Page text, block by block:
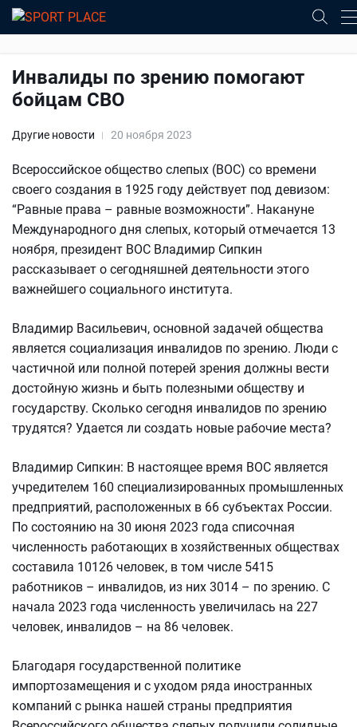
Инвалиды по зрению помогают
бойцам СВО
Другие новости 20 ноября 2023
Всероссийское общество слепых (ВОС) со времени
своего создания в 1925 году действует под девизом:
“Равные права – равные возможности”. Накануне
Международного дня слепых, который отмечается 13
ноября, президент ВОС Владимир Сипкин
рассказывает о сегодняшней деятельности этого
важнейшего социального института.
Владимир Васильевич, основной задачей общества
является социализация инвалидов по зрению. Люди с
частичной или полной потерей зрения должны вести
достойную жизнь и быть полезными обществу и
государству. Сколько сегодня инвалидов по зрению
трудятся? Удается ли создать новые рабочие места?
Владимир Сипкин: В настоящее время ВОС является
учредителем 160 специализированных промышленных
предприятий, расположенных в 66 субъектах России.
По состоянию на 30 июня 2023 года списочная
численность работающих в хозяйственных обществах
составила 10126 человек, в том числе 5415
работников – инвалидов, из них 3014 – по зрению. С
начала 2023 года численность увеличилась на 227
человек, инвалидов – на 86 человек.
Благодаря государственной политике
импортозамещения и с уходом ряда иностранных
компаний с рынка нашей страны предприятия